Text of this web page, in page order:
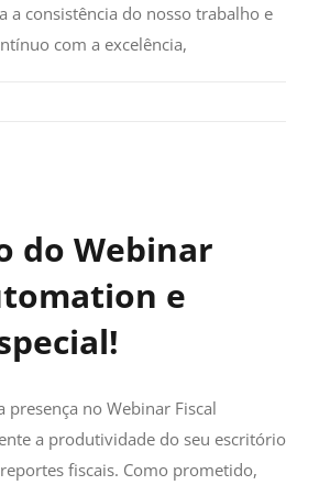
a consistência do nosso trabalho e
com a excelência,
do Webinar
e
presença no Webinar Fiscal
a produtividade do seu escritório
fiscais. Como prometido,